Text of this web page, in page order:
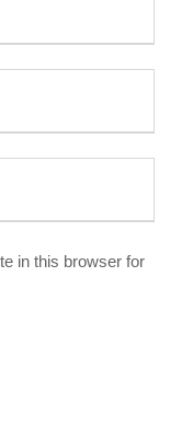
in this browser for